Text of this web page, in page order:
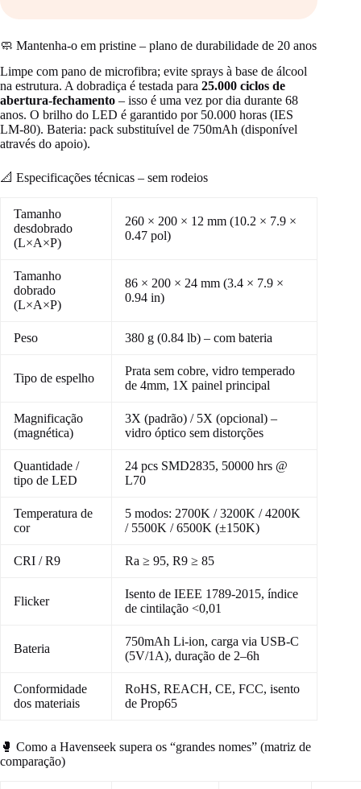
🧼 Mantenha-o em pristine – plano de durabilidade de 20 anos
Limpe com pano de microfibra; evite sprays à base de álcool
na estrutura. A dobradiça é testada para 25.000 ciclos de
abertura-fechamento – isso é uma vez por dia durante 68
anos. O brilho do LED é garantido por 50.000 horas (IES
LM‑80). Bateria: pack substituível de 750mAh (disponível
através do apoio).
📐 Especificações técnicas – sem rodeios
Tamanho
desdobrado
(L×A×P)
260 × 200 × 12 mm (10.2 × 7.9 ×
0.47 pol)
Tamanho
dobrado
(L×A×P)
86 × 200 × 24 mm (3.4 × 7.9 ×
0.94 in)
Peso 380 g (0.84 lb) – com bateria
Tipo de espelho
Prata sem cobre, vidro temperado
de 4mm, 1X painel principal
Magnificação
(magnética)
3X (padrão) / 5X (opcional) –
vidro óptico sem distorções
Quantidade /
tipo de LED
24 pcs SMD2835, 50000 hrs @
L70
Temperatura de
cor
5 modos: 2700K / 3200K / 4200K
/ 5500K / 6500K (±150K)
CRI / R9 Ra ≥ 95, R9 ≥ 85
Flicker
Isento de IEEE 1789‑2015, índice
de cintilação <0,01
Bateria
750mAh Li‑ion, carga via USB‑C
(5V/1A), duração de 2–6h
Conformidade
dos materiais
RoHS, REACH, CE, FCC, isento
de Prop65
🥊 Como a Havenseek supera os “grandes nomes” (matriz de
comparação)